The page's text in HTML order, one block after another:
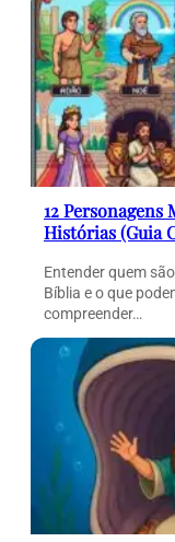
12
Histórias (Guia
Entender quem
Bíblia e o que
compreender…